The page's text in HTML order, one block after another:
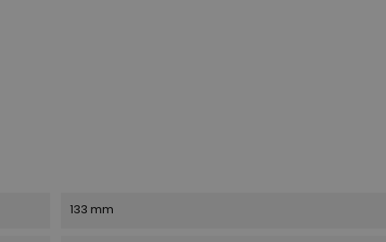
133 mm